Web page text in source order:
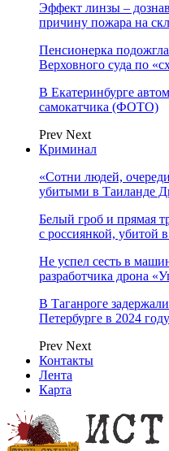
Эффект линзы –
причину пожара на
Пенсионерка
Верховного суда по
В Екатеринбурге
самокатчика (ФОТО)
Prev Next
Криминал
«Сотни людей,
убитыми в Таиланде
Белый гроб и прямая
с россиянкой, убитой
Не успел сесть в
разработчика дрона
В Таганроге
Петербурге в 2024 году
Prev Next
Контакты
Лента
Карта